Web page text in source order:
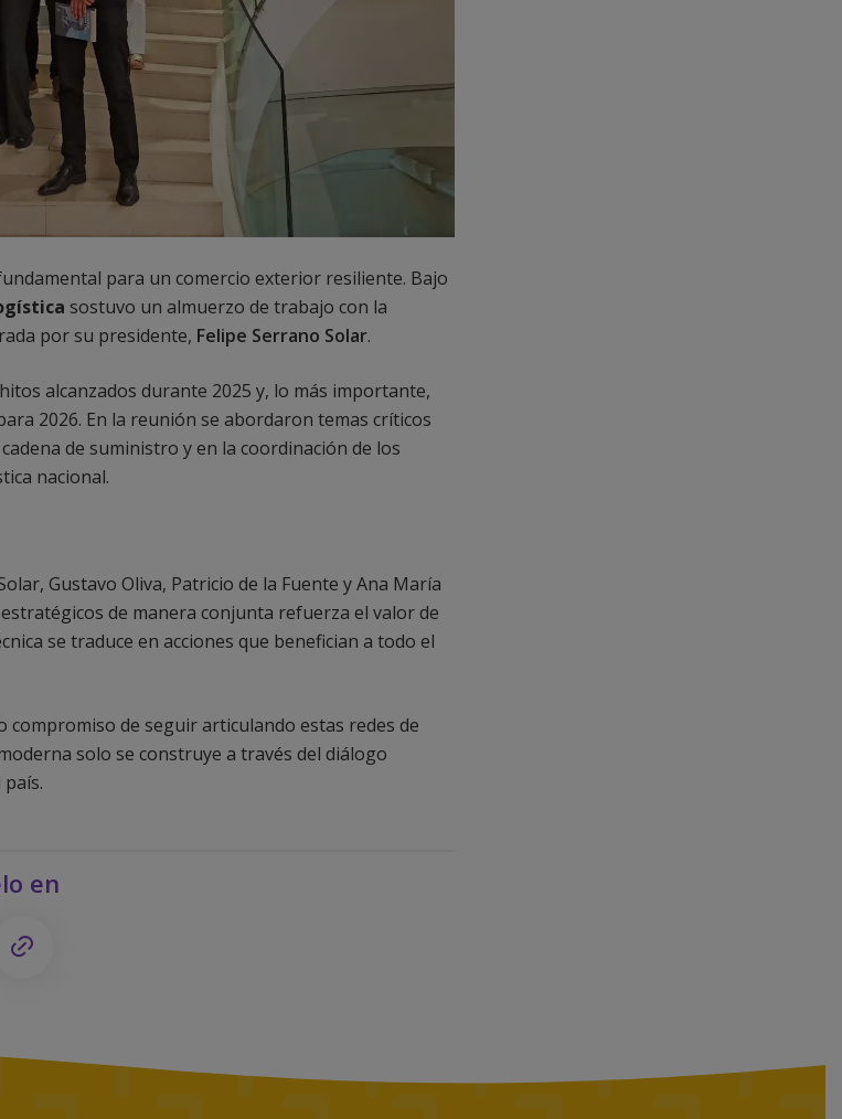
para un comercio exterior resiliente. Bajo
sostuvo un almuerzo de trabajo con la
por su presidente, Felipe Serrano Solar.
alcanzados durante 2025 y, lo más importante,
2026. En la reunión se abordaron temas críticos
de suministro y en la coordinación de los
nacional.
Gustavo Oliva, Patricio de la Fuente y Ana María
de manera conjunta refuerza el valor de
se traduce en acciones que benefician a todo el
compromiso de seguir articulando estas redes de
solo se construye a través del diálogo
en